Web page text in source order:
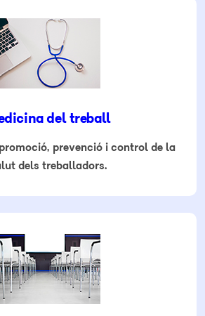
del treball
prevenció i control de la
dels treballadors.